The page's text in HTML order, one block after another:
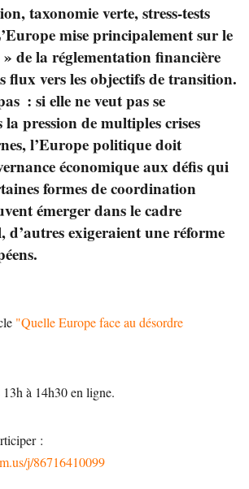
taxonomie verte, stress-tests
mise principalement sur le
de la réglementation financière
flux vers les objectifs de transition.
: si elle ne veut pas se
la pression de multiples crises
l’Europe politique doit
économique aux défis qui
formes de coordination
émerger dans le cadre
exigeraient une réforme
"Quelle Europe face au désordre
à 14h30 en ligne.
:
j/86716410099